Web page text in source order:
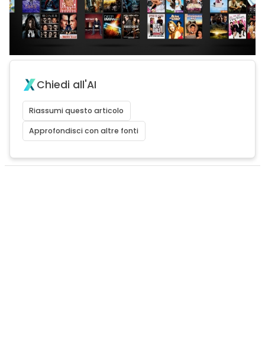
Chiedi all'AI
Riassumi questo articolo
Approfondisci con altre fonti